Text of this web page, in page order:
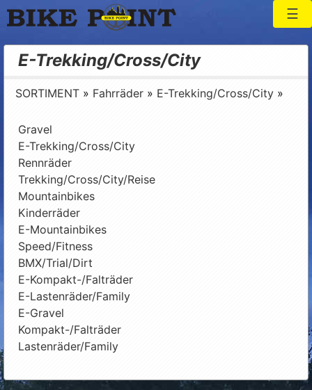
Bike Point
E-Trekking/Cross/City
SORTIMENT » Fahrräder » E-Trekking/Cross/City »
Gravel
E-Trekking/Cross/City
Rennräder
Trekking/Cross/City/Reise
Mountainbikes
Kinderräder
E-Mountainbikes
Speed/Fitness
BMX/Trial/Dirt
E-Kompakt-/Falträder
E-Lastenräder/Family
E-Gravel
Kompakt-/Falträder
Lastenräder/Family